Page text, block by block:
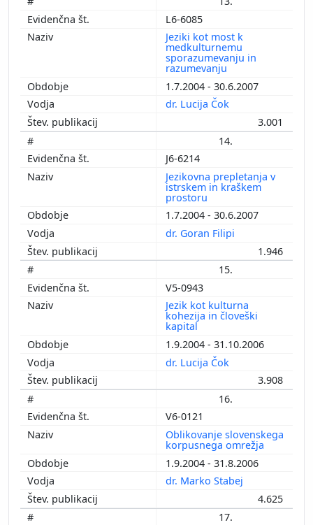
L6-6085
Jeziki kot most k
medkulturnemu
sporazumevanju in
razumevanju
1.7.2004 - 30.6.2007
dr. Lucija Čok
3.001
14.
J6-6214
Jezikovna prepletanja v
istrskem in kraškem
prostoru
1.7.2004 - 30.6.2007
dr. Goran Filipi
1.946
15.
V5-0943
Jezik kot kulturna
kohezija in človeški
kapital
1.9.2004 - 31.10.2006
dr. Lucija Čok
3.908
16.
V6-0121
Oblikovanje slovenskega
korpusnega omrežja
1.9.2004 - 31.8.2006
dr. Marko Stabej
4.625
17.